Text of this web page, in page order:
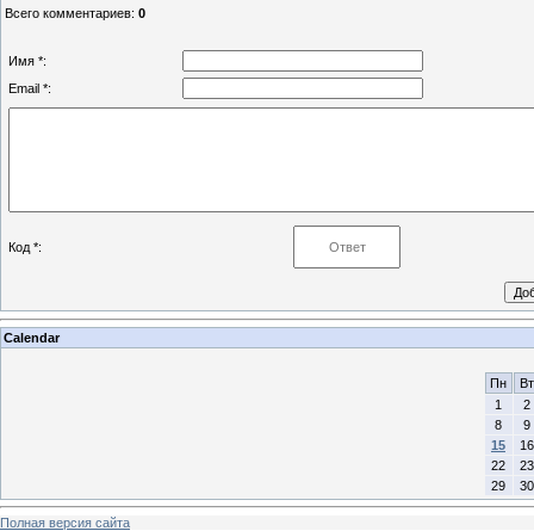
Всего комментариев: 0
Имя *:
Email *:
Код *:
Calendar
Пн
Вт
1
2
8
9
15
16
22
23
29
30
Полная версия сайта